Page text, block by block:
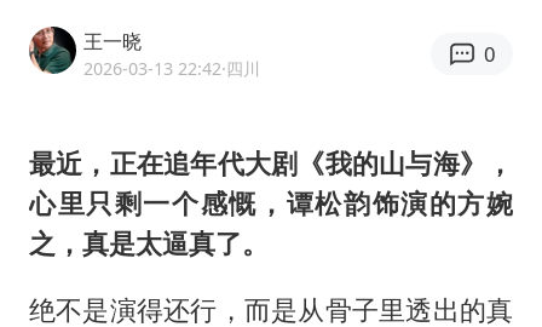
白海豚将正面袭击贯穿浙江
牛津大学一纸声明甩不了锅
香港宏福苑火灾或由烟头引起
王一晓
2026-03-13 22:42·四川
0
最近，正在追年代大剧《我的山与海》，
心里只剩一个感慨，谭松韵饰演的方婉
之，真是太逼真了。
绝不是演得还行，而是从骨子里透出的真